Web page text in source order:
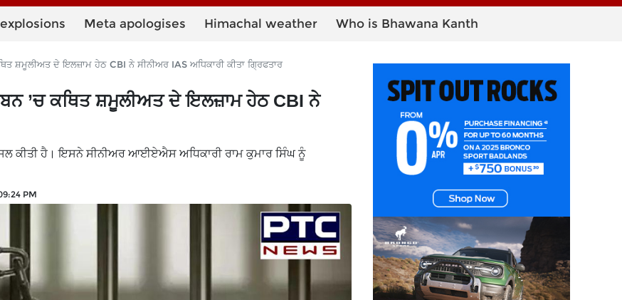
Meta apologises Himachal weather Who is Bhawana Kanth
ਸ਼ਮੂਲੀਅਤ ਦੇ ਇਲਜ਼ਾਮ ਹੇਠ CBI ਨੇ ਸੀਨੀਅਰ IAS ਅਧਿਕਾਰੀ ਕੀਤਾ ਗ੍ਰਿਫਤਾਰ
’ਚ ਕਥਿਤ ਸ਼ਮੂਲੀਅਤ ਦੇ ਇਲਜ਼ਾਮ ਹੇਠ CBI ਨੇ
ਕੀਤੀ ਹੈ। ਇਸਨੇ ਸੀਨੀਅਰ ਆਈਏਐਸ ਅਧਿਕਾਰੀ ਰਾਮ ਕੁਮਾਰ ਸਿੰਘ ਨੂੰ
PM